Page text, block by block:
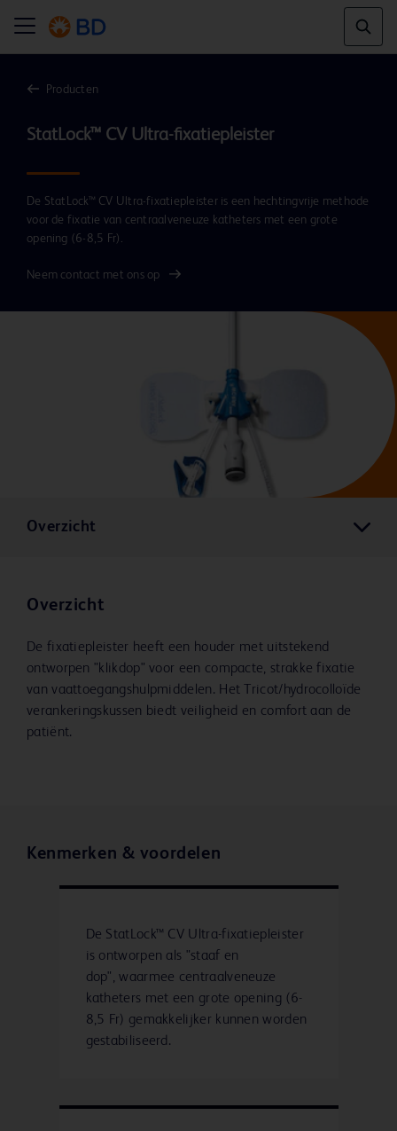
Producten
StatLock™ CV Ultra-fixatiepleister
De StatLock™ CV Ultra-fixatiepleister is een hechtingvrije methode
voor de fixatie van centraalveneuze katheters met een grote
opening (6-8,5 Fr).
Neem contact met ons op
Overzicht
Overzicht
De fixatiepleister heeft een houder met uitstekend
ontworpen "klikdop" voor een compacte, strakke fixatie
van vaattoegangshulpmiddelen. Het Tricot/hydrocolloïde
verankeringskussen biedt veiligheid en comfort aan de
patiënt.
Kenmerken & voordelen
De StatLock™ CV Ultra-fixatiepleister
is ontworpen als "staaf en
dop", waarmee centraalveneuze
katheters met een grote opening (6-
8,5 Fr) gemakkelijker kunnen worden
gestabiliseerd.